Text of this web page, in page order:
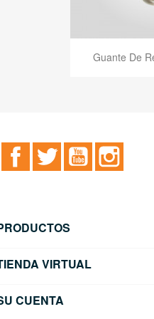
Guante De
FacebookTwitter YouTube
VIRTUAL
CUENTA